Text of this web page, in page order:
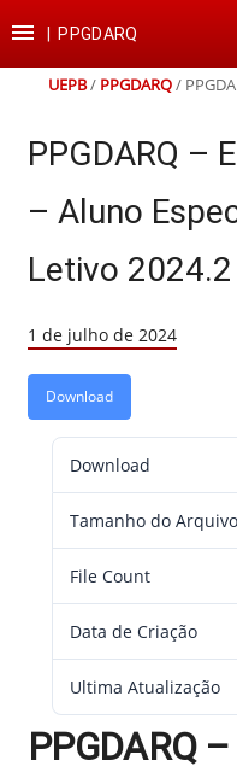
para
conteúdo
para
para
para
rodapé
 PPGDARQ
UEPB/ PPGDARQ/
PPGDARQ –
– Aluno
Letivo
1 de julho de 2024
Download
Download
Tamanho do Arquivo
File Count
Data de Criação
Ultima Atualização
PPGDARQ